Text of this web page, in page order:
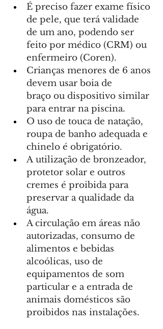
É preciso fazer exame físico
de pele, que terá validade
de um ano, podendo ser
feito por médico (CRM) ou
enfermeiro (Coren).
Crianças menores de 6 anos
devem usar boia de
braço ou dispositivo similar
para entrar na piscina.
O uso de touca de natação,
roupa de banho adequada e
chinelo é obrigatório.
A utilização de bronzeador,
protetor solar e outros
cremes é proibida para
preservar a qualidade da
água.
A circulação em áreas não
autorizadas, consumo de
alimentos e bebidas
alcoólicas, uso de
equipamentos de som
particular e a entrada de
animais domésticos são
proibidos nas instalações.